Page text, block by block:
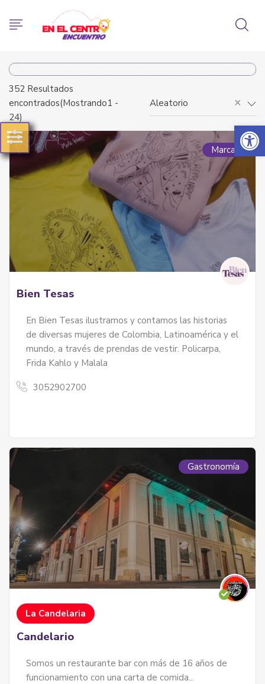
Abrir
352 Resultados
encontrados(Mostrando1 -
24)
×
Aleatorio
Marcas
Bien Tesas
En Bien Tesas ilustramos y contamos las historias
de diversas mujeres de Colombia, Latinoamérica y el
mundo, a través de prendas de vestir. Policarpa,
Frida Kahlo y Malala
3052902700
Gastronomía
La Candelaria
Candelario
Somos un restaurante bar con más de 16 años de
funcionamiento con una carta de comida...